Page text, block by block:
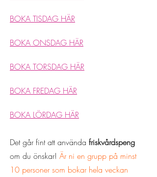
BOKA TISDAG HÄR
BOKA ONSDAG HÄR
BOKA TORSDAG HÄR
BOKA FREDAG HÄR
BOKA LÖRDAG HÄR
Det går fint att använda friskvårdspeng
om du önskar!​ Är ni en grupp på minst
10 personer som bokar hela veckan